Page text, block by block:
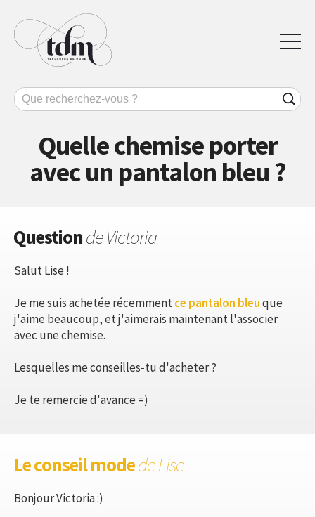
Quelle chemise porter
avec un pantalon bleu ?
Questionde Victoria
Salut Lise !
Je me suis achetée récemmentce pantalon bleuque
j'aime beaucoup, et j'aimerais maintenant l'associer
avec une chemise.
Lesquelles me conseilles-tu d'acheter ?
Je te remercie d'avance =)
Le conseil modede Lise
Bonjour Victoria :)